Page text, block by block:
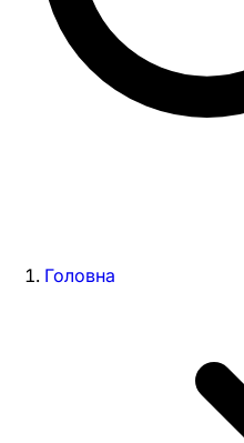
Головна